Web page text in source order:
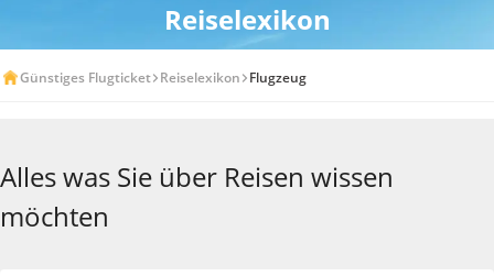
Reiselexikon
Günstiges Flugticket Reiselexikon Flugzeug
Alles was Sie über Reisen wissen
möchten